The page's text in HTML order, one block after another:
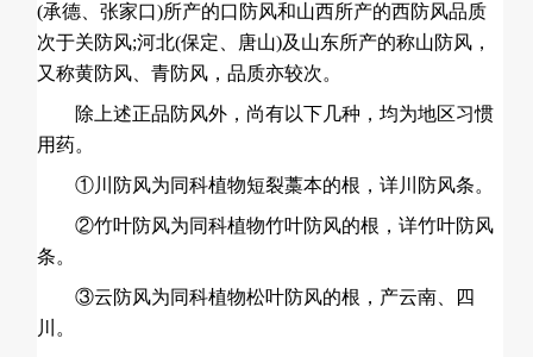
(承德、张家口)所产的口防风和山西所产的西防风品质
次于关防风;河北(保定、唐山)及山东所产的称山防风，
又称黄防风、青防风，品质亦较次。
除上述正品防风外，尚有以下几种，均为地区习惯
用药。
①川防风为同科植物短裂藁本的根，详川防风条。
②竹叶防风为同科植物竹叶防风的根，详竹叶防风
条。
③云防风为同科植物松叶防风的根，产云南、四
川。